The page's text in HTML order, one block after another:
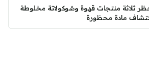
تحظر ثلاثة منتجات قهوة وشوكولاتة مخلوطة
مادة محظورة